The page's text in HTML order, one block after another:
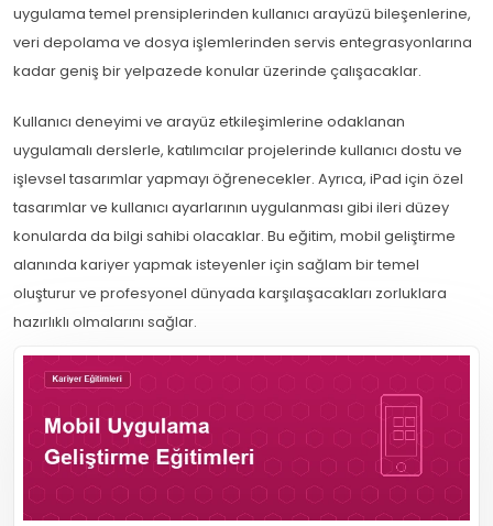
uygulama temel prensiplerinden kullanıcı arayüzü bileşenlerine,
veri depolama ve dosya işlemlerinden servis entegrasyonlarına
kadar geniş bir yelpazede konular üzerinde çalışacaklar.
Kullanıcı deneyimi ve arayüz etkileşimlerine odaklanan
uygulamalı derslerle, katılımcılar projelerinde kullanıcı dostu ve
işlevsel tasarımlar yapmayı öğrenecekler. Ayrıca, iPad için özel
tasarımlar ve kullanıcı ayarlarının uygulanması gibi ileri düzey
konularda da bilgi sahibi olacaklar. Bu eğitim, mobil geliştirme
alanında kariyer yapmak isteyenler için sağlam bir temel
oluşturur ve profesyonel dünyada karşılaşacakları zorluklara
hazırlıklı olmalarını sağlar.